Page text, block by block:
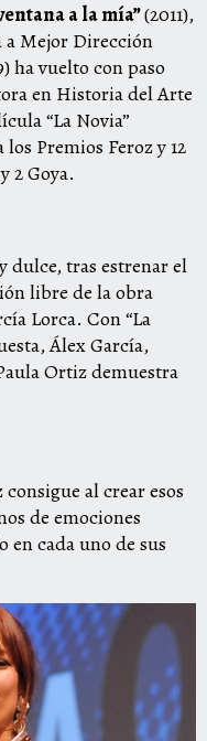
a la mía”(2011),
a Mejor Dirección
ha vuelto con paso
en Historia del Arte
“La Novia”
Premios Feroz y 12
2 Goya.
dulce, tras estrenar el
libre de la obra
Lorca. Con “La
Álex García,
Ortiz demuestra
al crear esos
de emociones
en cada uno de sus